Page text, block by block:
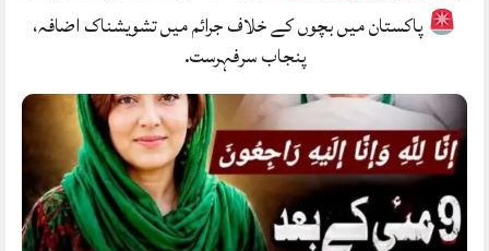
پاکستان میں بچوں کے خلاف جرائم میں تشویشناک اضافہ،
پنجاب سرفہرست.